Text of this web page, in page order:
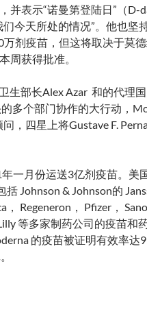
并表示“诺曼第登陆日”（D-
今天所处的情况”。他也坚
剂疫苗，但这将取决于莫
周获得批准。
生部长Alex Azar 和的代理
多个部门协作的大行动，
，四星上将Gustave F.
一月份运送3亿剂疫苗。美
Johnson & Johnson的
Regeneron， Pfizer，
等多家制药公司的疫苗和
的疫苗被证明有效率达